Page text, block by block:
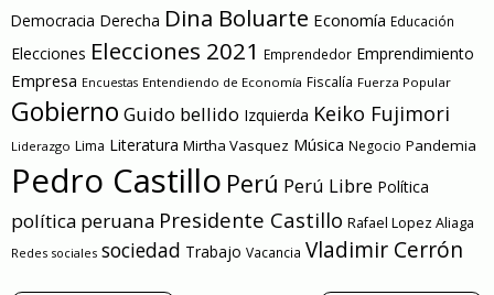
Democracia Derecha Dina Boluarte Economía Educación
Elecciones Elecciones 2021 Emprendedor Emprendimiento
Empresa Encuestas Entendiendo de Economía Fiscalía Fuerza Popular
Gobierno Guido bellido Izquierda Keiko Fujimori
Liderazgo Lima Literatura Mirtha Vasquez Música Negocio Pandemia
Pedro Castillo Perú Perú Libre Política
política peruana Presidente Castillo Rafael Lopez Aliaga
Redes sociales sociedad Trabajo Vacancia Vladimir Cerrón